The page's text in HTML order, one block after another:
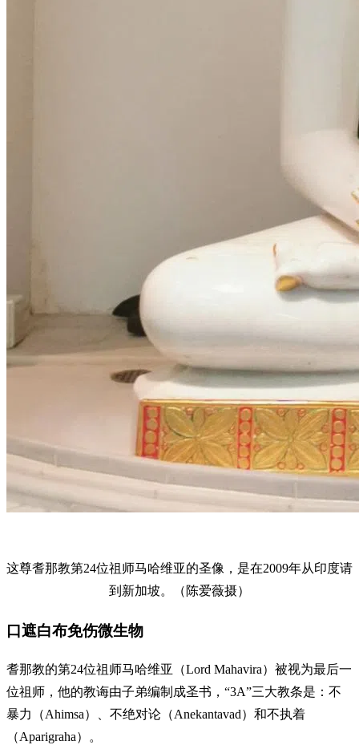
这尊耆那教第24位祖师马哈维亚的圣像，是在2009年从印度请
到新加坡。（陈爱薇摄）
口遮白布免伤微生物
耆那教的第24位祖师马哈维亚（Lord Mahavira）被视为最后一
位祖师，他的教诲由子弟编制成圣书，“3A”三大教条是：不
暴力（Ahimsa）、不绝对论（Anekantavad）和不执着
（Aparigraha）。